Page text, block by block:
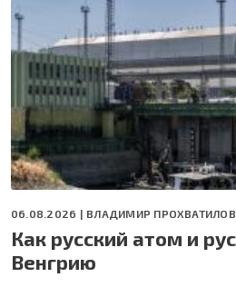
06.08.2026 | ВЛАДИМИР ПРОХВАТИЛОВ
Как русский атом и
Венгрию